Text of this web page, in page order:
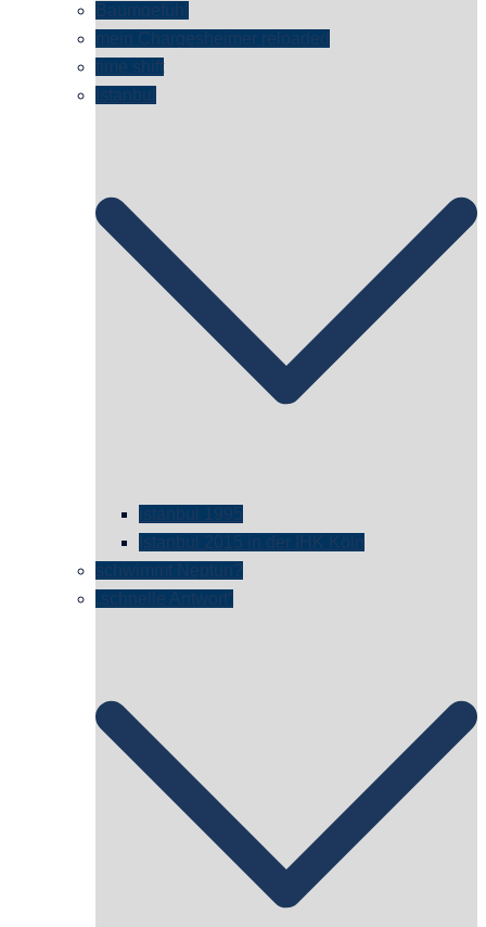
Baumgefühl
mein Chargesheimer reloaded
time shift
Istanbul
istanbul 1995
Istanbul 2015 in der IHK Köln
schwimmt Neptun?
„schnelle Antwort“